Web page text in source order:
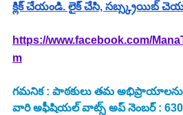
క్లిక్ చేయండి. లైక్ చేసి, సబ్స్క్రయిబ్
https://www.facebook.com/
m
గమనిక : పాఠకులు తమ
వారి అఫీషియల్ వాట్స్ అప్ నెంబర్ :